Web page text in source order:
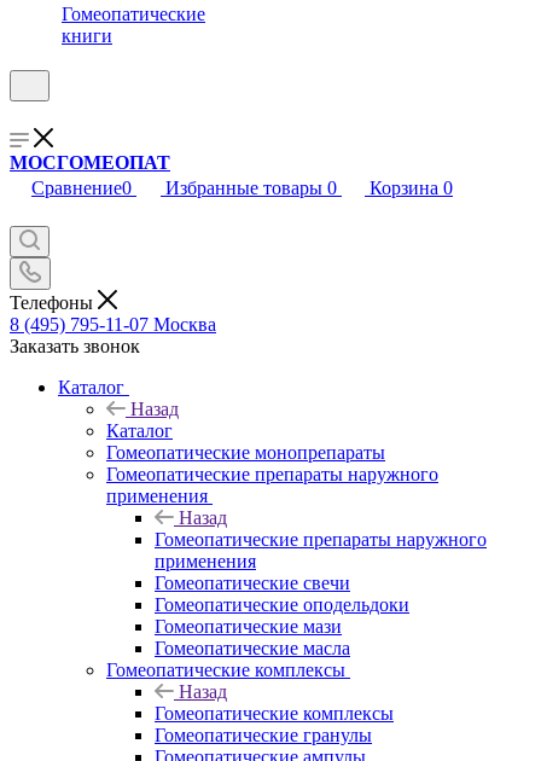
Гомеопатические
книги
МОСГОМЕОПАТ
Сравнение0 Избранные товары 0 Корзина 0
Телефоны
8 (495) 795-11-07 Москва
Заказать звонок
Каталог
Назад
Каталог
Гомеопатические монопрепараты
Гомеопатические препараты наружного
применения
Назад
Гомеопатические препараты наружного
применения
Гомеопатические свечи
Гомеопатические оподельдоки
Гомеопатические мази
Гомеопатические масла
Гомеопатические комплексы
Назад
Гомеопатические комплексы
Гомеопатические гранулы
Гомеопатические ампулы